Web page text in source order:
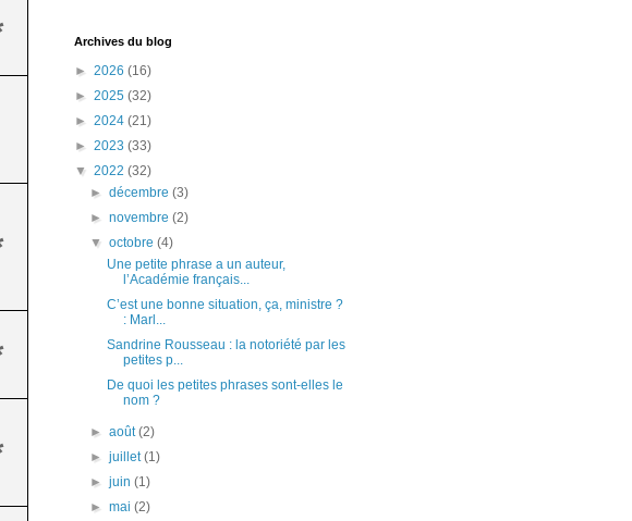
Archives du blog
► 2026 (16)
► 2025 (32)
► 2024 (21)
► 2023 (33)
▼ 2022 (32)
►décembre(3)
►novembre(2)
▼octobre(4)
Une petite phrase a un auteur,
l’Académie français...
C’est une bonne situation, ça, ministre ?
: Marl...
Sandrine Rousseau : la notoriété par les
petites p...
De quoi les petites phrases sont-elles le
nom ?
►août(2)
►juillet(1)
►juin(1)
►mai(2)